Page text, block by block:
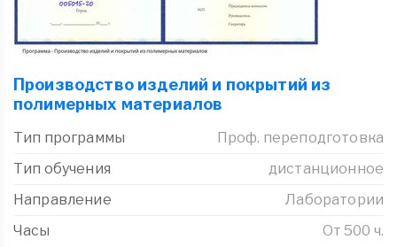
Производство изделий и покрытий из
полимерных материалов
Тип программы
Проф. переподготовка
Тип обучения
дистанционное
Направление
Лаборатории
Часы
От 500 ч.